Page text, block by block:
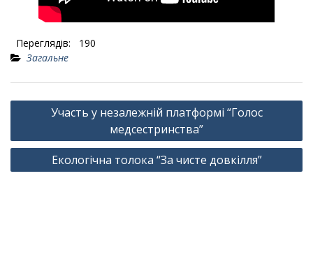
Переглядів:
190
Загальне
Навігація
Участь у незалежній платформі “Голос
медсестринства”
Екологічна толока “За чисте довкілля”